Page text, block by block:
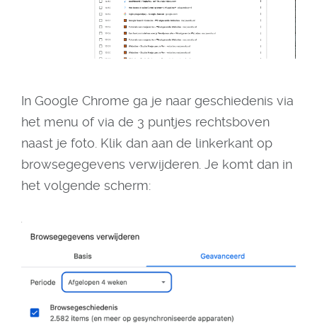
In Google Chrome ga je naar geschiedenis via
het menu of via de 3 puntjes rechtsboven
naast je foto. Klik dan aan de linkerkant op
browsegegevens verwijderen. Je komt dan in
het volgende scherm: